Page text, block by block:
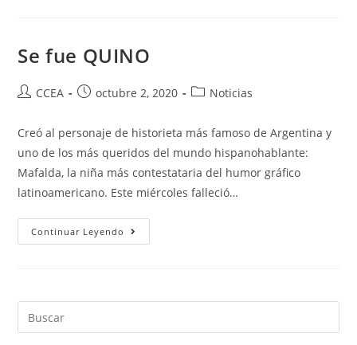
Se fue QUINO
Autor
la
entrada:
CCEA
Publicación
entrada:
octubre 2, 2020
Categoría
la
entrada:
Noticias
Creó al personaje de historieta más famoso de Argentina y
uno de los más queridos del mundo hispanohablante:
Mafalda, la niña más contestataria del humor gráfico
latinoamericano. Este miércoles falleció…
Continuar Leyendo Se
Fue